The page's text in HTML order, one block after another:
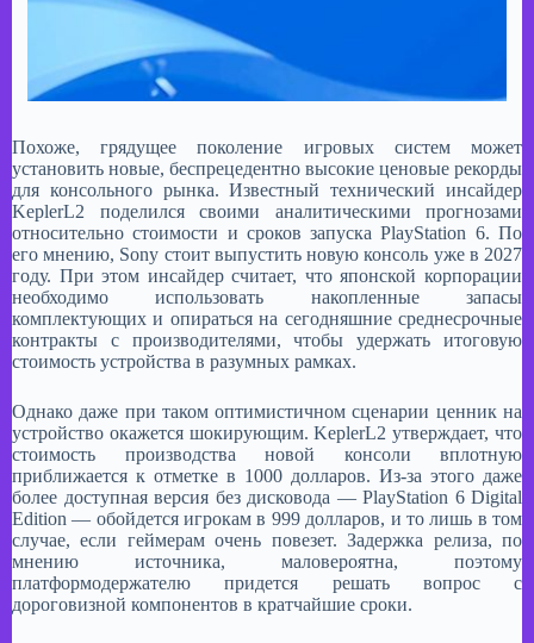
Похоже, грядущее поколение игровых систем может
установить новые, беспрецедентно высокие ценовые рекорды
для консольного рынка. Известный технический инсайдер
KeplerL2 поделился своими аналитическими прогнозами
относительно стоимости и сроков запуска PlayStation 6. По
его мнению, Sony стоит выпустить новую консоль уже в 2027
году. При этом инсайдер считает, что японской корпорации
необходимо использовать накопленные запасы
комплектующих и опираться на сегодняшние среднесрочные
контракты с производителями, чтобы удержать итоговую
стоимость устройства в разумных рамках.
​Однако даже при таком оптимистичном сценарии ценник на
устройство окажется шокирующим. KeplerL2 утверждает, что
стоимость производства новой консоли вплотную
приближается к отметке в 1000 долларов. Из-за этого даже
более доступная версия без дисковода — PlayStation 6 Digital
Edition — обойдется игрокам в 999 долларов, и то лишь в том
случае, если геймерам очень повезет. Задержка релиза, по
мнению источника, маловероятна, поэтому
платформодержателю придется решать вопрос с
дороговизной компонентов в кратчайшие сроки.​